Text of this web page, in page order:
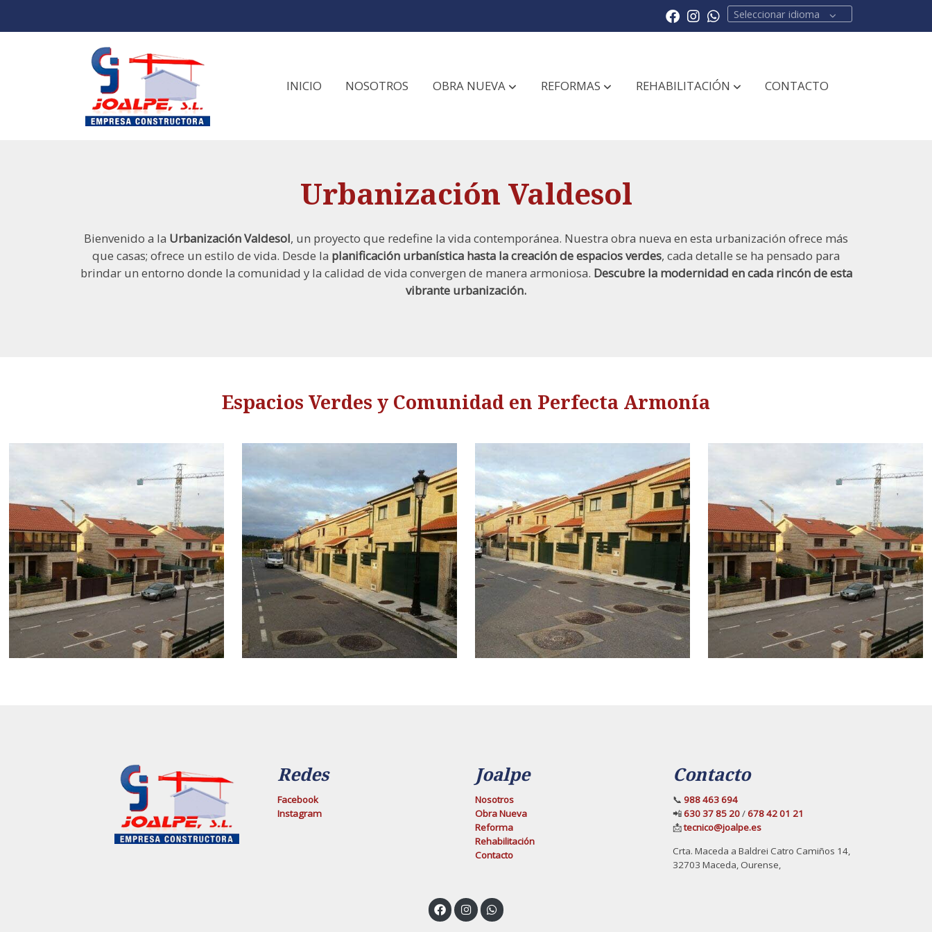
Seleccionar idioma
INICIO NOSOTROS OBRA NUEVA REFORMAS REHABILITACIÓN CONTACTO
Urbanización Valdesol
Bienvenido a la Urbanización Valdesol, un proyecto que redefine la vida contemporánea. Nuestra obra nueva en esta urbanización ofrece más
que casas; ofrece un estilo de vida. Desde la planificación urbanística hasta la creación de espacios verdes, cada detalle se ha pensado para
brindar un entorno donde la comunidad y la calidad de vida convergen de manera armoniosa. Descubre la modernidad en cada rincón de esta
vibrante urbanización.
Espacios Verdes y Comunidad en Perfecta Armonía
Redes
Facebook
Instagram
Joalpe
Nosotros
Obra Nueva
Reforma
Rehabilitación
Contacto
Contacto
📞 988 463 694
📲630 37 85 20/678 42 01 21
📩tecnico@joalpe.es
Crta. Maceda a Baldrei Catro Camiños 14,
32703 Maceda, Ourense,